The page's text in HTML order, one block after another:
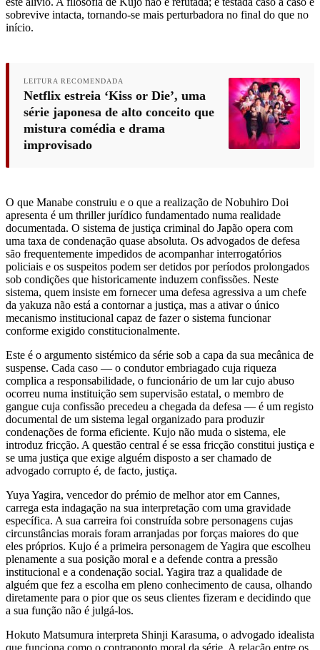
sobrevive intacta, tornando-se mais perturbadora no final do que no
início.
LEITURA RECOMENDADA
Netflix estreia ‘Kiss or Die’, uma
série japonesa de alto conceito que
mistura comédia e drama
improvisado
O que Manabe construiu e o que a realização de Nobuhiro Doi
apresenta é um thriller jurídico fundamentado numa realidade
documentada. O sistema de justiça criminal do Japão opera com
uma taxa de condenação quase absoluta. Os advogados de defesa
são frequentemente impedidos de acompanhar interrogatórios
policiais e os suspeitos podem ser detidos por períodos prolongados
sob condições que historicamente induzem confissões. Neste
sistema, quem insiste em fornecer uma defesa agressiva a um chefe
da yakuza não está a contornar a justiça, mas a ativar o único
mecanismo institucional capaz de fazer o sistema funcionar
conforme exigido constitucionalmente.
Este é o argumento sistémico da série sob a capa da sua mecânica de
suspense. Cada caso — o condutor embriagado cuja riqueza
complica a responsabilidade, o funcionário de um lar cujo abuso
ocorreu numa instituição sem supervisão estatal, o membro de
gangue cuja confissão precedeu a chegada da defesa — é um registo
documental de um sistema legal organizado para produzir
condenações de forma eficiente. Kujo não muda o sistema, ele
introduz fricção. A questão central é se essa fricção constitui justiça e
se uma justiça que exige alguém disposto a ser chamado de
advogado corrupto é, de facto, justiça.
Yuya Yagira, vencedor do prémio de melhor ator em Cannes,
carrega esta indagação na sua interpretação com uma gravidade
específica. A sua carreira foi construída sobre personagens cujas
circunstâncias morais foram arranjadas por forças maiores do que
eles próprios. Kujo é a primeira personagem de Yagira que escolheu
plenamente a sua posição moral e a defende contra a pressão
institucional e a condenação social. Yagira traz a qualidade de
alguém que fez a escolha em pleno conhecimento de causa, olhando
diretamente para o pior que os seus clientes fizeram e decidindo que
a sua função não é julgá-los.
Hokuto Matsumura interpreta Shinji Karasuma, o advogado idealista
que funciona como o contraponto moral da série. A relação entre os